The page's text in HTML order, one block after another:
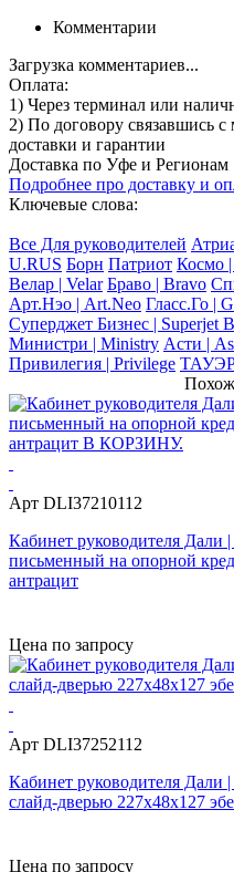
Комментарии
Загрузка комментариев...
Оплата:
1) Через терминал или
2) По договору связавшись
доставки и гарантии
Доставка по Уфе и Регионам
Подробнее про доставку и
Ключевые слова:
Все Для руководителей
U.RUS Борн Патриот Космо
Велар | Velar Браво | Bravo
Арт.Нэо | Art.Neo Гласс.Го |
Суперджет Бизнес | Superjet
Министри | Ministry Асти |
Привилегия | Privilege ТАУЭР
Арт DLI37210112
Кабинет руководителя Дали
письменный на опорной
антрацит
Цена по запросу
Арт DLI37252112
Кабинет руководителя
слайд-дверью 227x48x127
Цена по запросу